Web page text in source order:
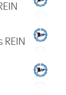
REIN